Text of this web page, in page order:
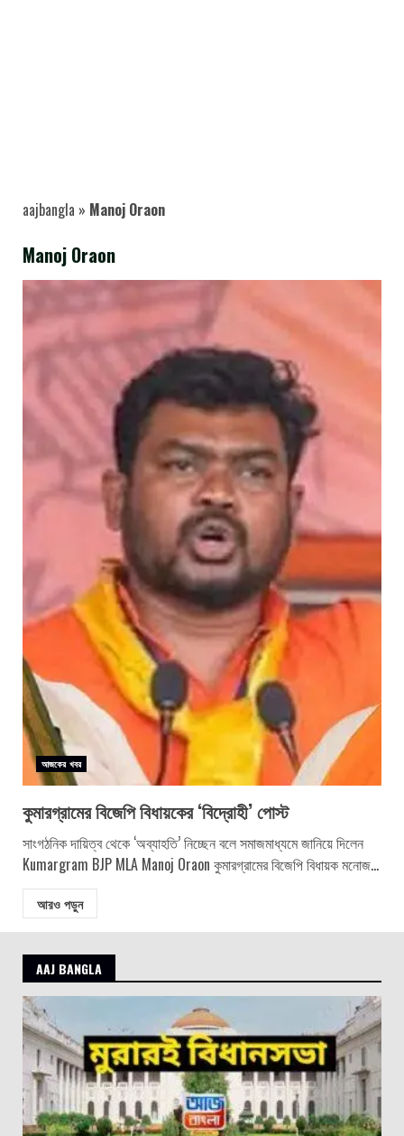
aajbangla » Manoj Oraon
Manoj Oraon
আজকের খবর
কুমারগ্রামের বিজেপি বিধায়কের ‘বিদ্রোহী’ পোস্ট
সাংগঠনিক দায়িত্ব থেকে ‘অব্যাহতি’ নিচ্ছেন বলে সমাজমাধ্যমে জানিয়ে দিলেন
Kumargram BJP MLA Manoj Oraon কুমারগ্রামের বিজেপি বিধায়ক মনোজ...
আরও পড়ুন
AAJ BANGLA